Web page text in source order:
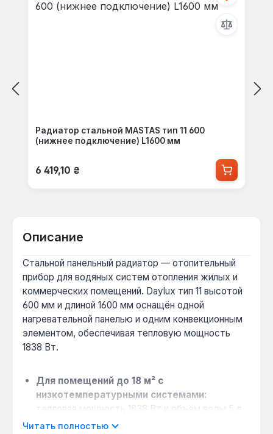
Радиатор стальной MASTAS тип 11 600
(нижнее подключение) L1600 мм
Обычная цена:
6 419,10 ₴
Описание
Стальной панельный радиатор — отопительный
прибор для водяных систем отопления жилых и
коммерческих помещений. Daylux тип 11 высотой
600 мм и длиной 1600 мм оснащён одной
нагревательной панелью и одним конвекционным
элементом, обеспечивая тепловую мощность
1838 Вт.
Для помещений до 18 м² с
низкотемпературными системами:
тепловая мощность 1838 Вт и объём воды 5 л
позволяют эффективно работать с
Читать полностью